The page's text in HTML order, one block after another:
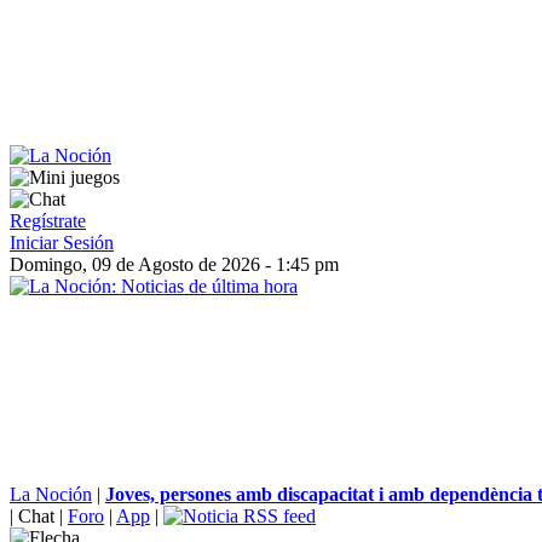
Regístrate
Iniciar Sesión
Domingo, 09 de Agosto de 2026 - 1:45 pm
La Noción | Joves, persones amb discapacitat i amb dependència
| Chat | Foro | App |